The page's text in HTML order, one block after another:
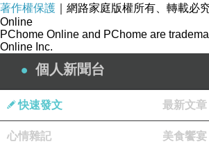
於是為了保護盈夕
莫遠廢棄了她
還她自由
盈夕萬念俱灰
遂投入純陽觀修仙
學有所成後
因百姓的投訴
著作權保護 ｜網路家庭版權所有、轉載必
Online
PChome Online and PChome are
Online Inc.
個人新聞台
快速發文 最新文章
心情雜記 美食饗宴